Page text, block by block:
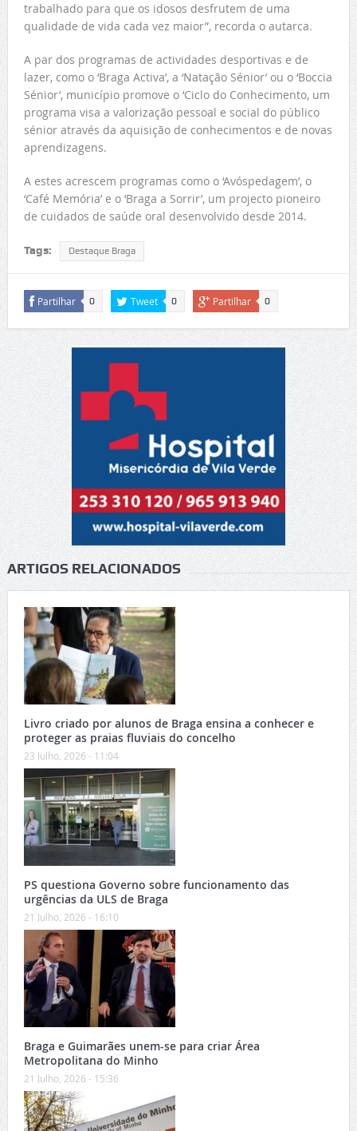
trabalhado para que os idosos desfrutem de uma
qualidade de vida cada vez maior”, recorda o autarca.
A par dos programas de actividades desportivas e de
lazer, como o ‘Braga Activa’, a ‘Natação Sénior’ ou o ‘Boccia
Sénior’, município promove o ‘Ciclo do Conhecimento, um
programa visa a valorização pessoal e social do público
sénior através da aquisição de conhecimentos e de novas
aprendizagens.
A estes acrescem programas como o ‘Avóspedagem’, o
‘Café Memória’ e o ‘Braga a Sorrir’, um projecto pioneiro
de cuidados de saúde oral desenvolvido desde 2014.
Tags: Destaque Braga
Partilhar 0 Tweet 0 Partilhar 0
ARTIGOS RELACIONADOS
Livro criado por alunos de Braga ensina a conhecer e
proteger as praias fluviais do concelho
23 Julho, 2026 - 11:04
PS questiona Governo sobre funcionamento das
urgências da ULS de Braga
21 Julho, 2026 - 16:10
Braga e Guimarães unem-se para criar Área
Metropolitana do Minho
21 Julho, 2026 - 15:36